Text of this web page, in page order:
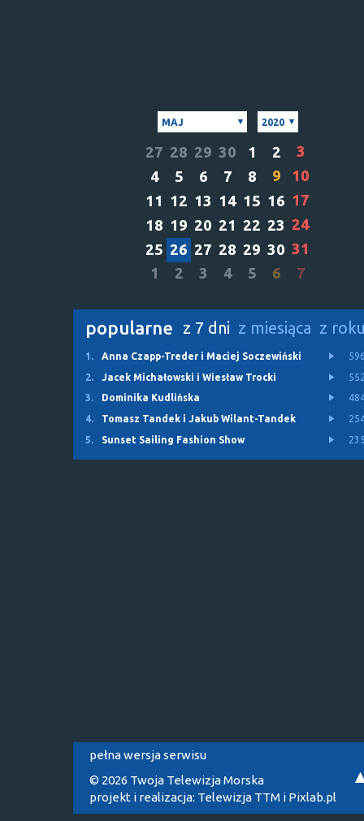
MAJ 2020
27 28 29 30 1 2
3
4
5 6 7 8 9
10
11 12 13 14 15 16 17
18 19 20 21 22 23 24
25 26 27 28 29 30 31
1
2 3 4 5 6 7
popularne z 7 dni z miesiąca z
1. Anna Czapp-Treder i Maciej Soczewiński
2.
Jacek Michałowski i Wiesław Trocki
3.
Dominika Kudlińska
4.
Tomasz Tandek i Jakub Wilant-Tandek
5.
Sunset Sailing Fashion Show
pełna wersja serwisu
© 2026 Twoja Telewizja Morska
projekt i realizacja: Telewizja TTM i Pixlab.pl